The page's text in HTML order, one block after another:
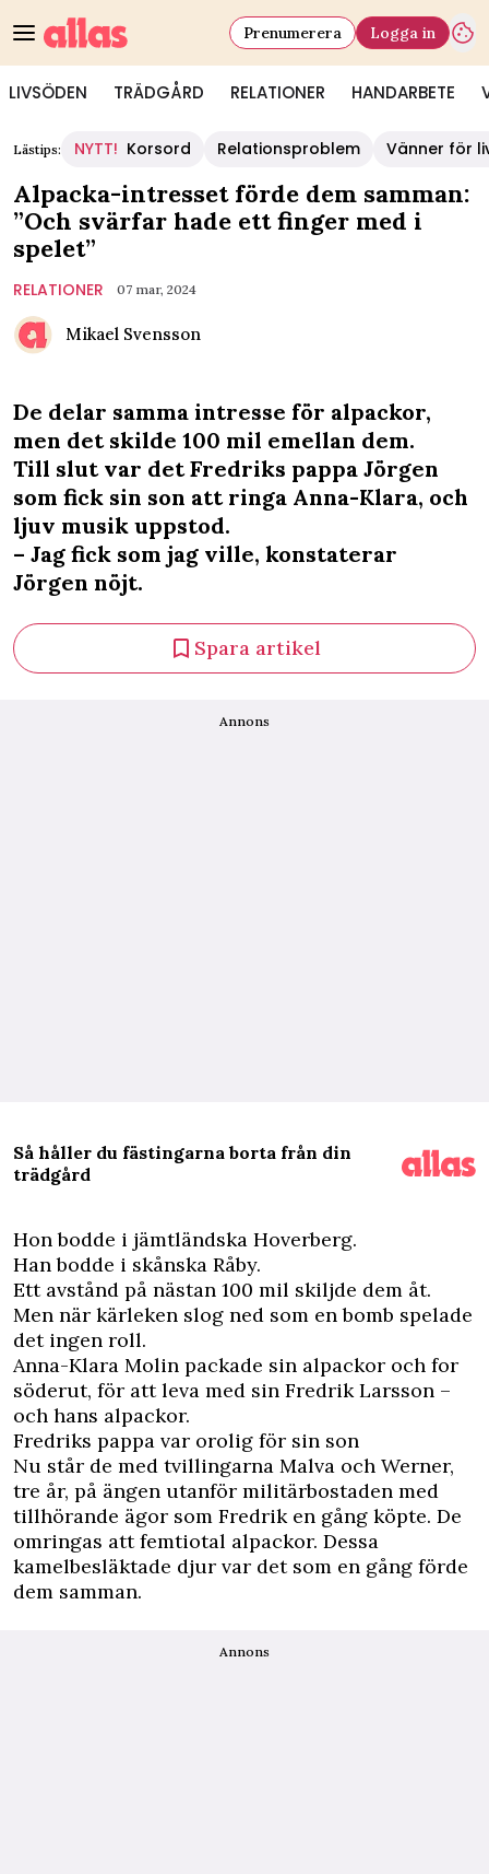
LIVSÖDEN TRÄDGÅRD RELATIONER HANDARBETE
Prenumerera Logga in
Lästips: NYTT! Korsord Relationsproblem Vänner för
Alpacka-intresset förde dem samman:
”Och svärfar hade ett finger med i
spelet”
RELATIONER 07 mar, 2024
Mikael Svensson
De delar samma intresse för alpackor,
men det skilde 100 mil emellan dem.
Till slut var det Fredriks pappa Jörgen
som fick sin son att ringa Anna-Klara, och
ljuv musik uppstod.
– Jag fick som jag ville, konstaterar
Jörgen nöjt.
Spara artikel
Annons
Så håller du fästingarna borta från din
trädgård
Hon bodde i jämtländska Hoverberg.
Han bodde i skånska Råby.
Ett avstånd på nästan 100 mil skiljde dem åt.
Men när kärleken slog ned som en bomb spelade
det ingen roll.
Anna-Klara Molin packade sin alpackor och for
söderut, för att leva med sin Fredrik Larsson –
och hans alpackor.
Fredriks pappa var orolig för sin son
Nu står de med tvillingarna Malva och Werner,
tre år, på ängen utanför militärbostaden med
tillhörande ägor som Fredrik en gång köpte. De
omringas att femtiotal alpackor. Dessa
kamelbesläktade djur var det som en gång förde
dem samman.
Annons